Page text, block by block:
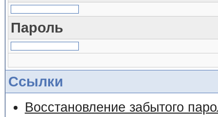
Пароль
Ссылки
Восстановление забытого